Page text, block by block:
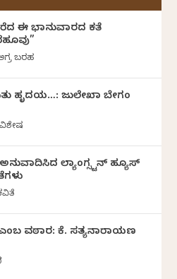
ಈ ಭಾನುವಾರದ ಕತೆ
ಬರಹ
ಹೃದಯ…: ಜುಲೇಖಾ ಬೇಗಂ
ವಿಶೇಷ
ಲ್ಯಾಂಗ್ಸ್ಟನ್ ಹ್ಯೂಸ್
ವಠಾರ: ಕೆ. ಸತ್ಯನಾರಾಯಣ